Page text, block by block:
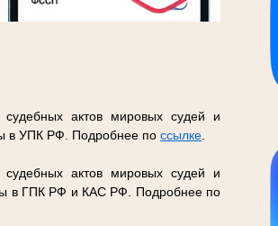
актов мировых судей и
в УПК РФ. Подробнее по ссылке.
актов мировых судей и
в ГПК РФ и КАС РФ. Подробнее по